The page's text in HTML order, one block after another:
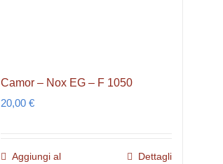
Camor – Nox EG – F 1050
20,00€
Aggiungi al
Dettagli